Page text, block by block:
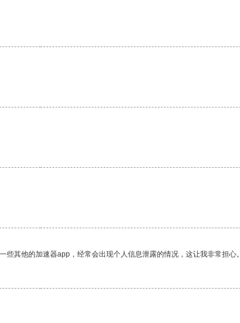
其他的加速器app，经常会出现个人信息泄露的情况，这让我非常担心。